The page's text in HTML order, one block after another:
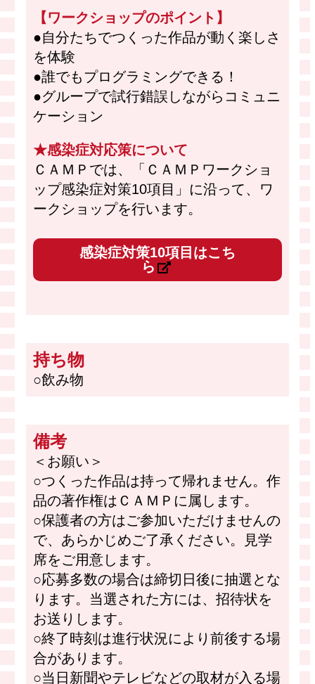
【ワークショップのポイント】
●自分たちでつくった作品が動く楽しさ
を体験
●誰でもプログラミングできる！
●グループで試行錯誤しながらコミュニ
ケーション
★感染症対応策について
ＣＡＭＰでは、「ＣＡＭＰワークショ
ップ感染症対策10項目」に沿って、ワ
ークショップを行います。
感染症対策10項目はこち
ら
持ち物
○飲み物
備考
＜お願い＞
○つくった作品は持って帰れません。作
品の著作権はＣＡＭＰに属します。
○保護者の方はご参加いただけませんの
で、あらかじめご了承ください。見学
席をご用意します。
○応募多数の場合は締切日後に抽選とな
ります。当選された方には、招待状を
お送りします。
○終了時刻は進行状況により前後する場
合があります。
○当日新聞やテレビなどの取材が入る場